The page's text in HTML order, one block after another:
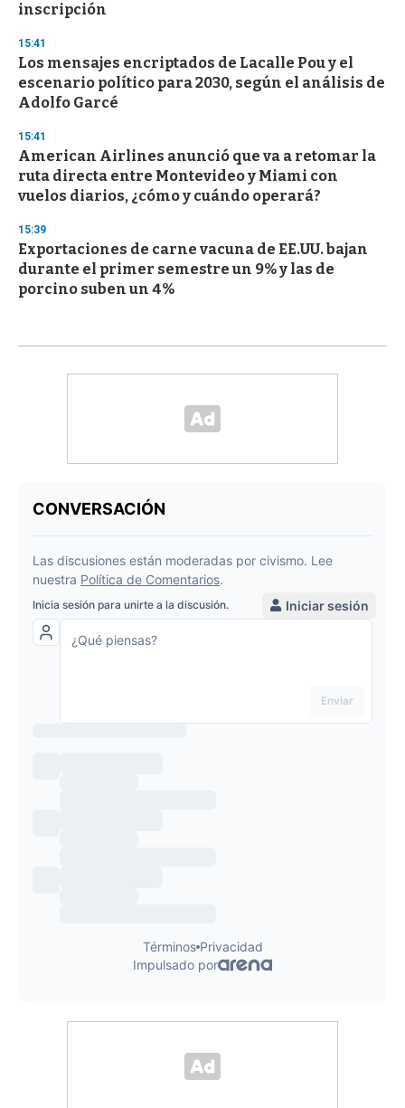
inscripción
15:41
Los mensajes encriptados de Lacalle Pou y el
escenario político para 2030, según el análisis de
Adolfo Garcé
15:41
American Airlines anunció que va a retomar la
ruta directa entre Montevideo y Miami con
vuelos diarios, ¿cómo y cuándo operará?
15:39
Exportaciones de carne vacuna de EE.UU. bajan
durante el primer semestre un 9% y las de
porcino suben un 4%